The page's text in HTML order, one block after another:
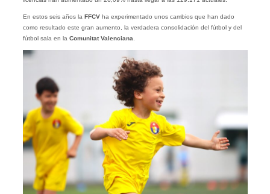
En estos seis años la FFCVha experimentado unos cambios que han dado
como resultado este gran aumento, la verdadera consolidación del fútbol y del
fútbol sala en la Comunitat Valenciana